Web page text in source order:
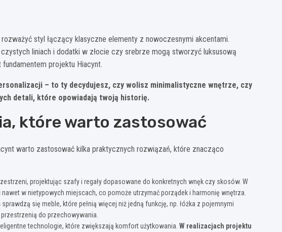
styl łączący klasyczne elementy z nowoczesnymi akcentami.
liniach i dodatki w złocie czy srebrze mogą stworzyć luksusową
projektu Hiacynt.
– to ty decydujesz, czy wolisz minimalistyczne wnętrze, czy
detali, które opowiadają twoją historię.
które warto zastosować
warto zastosować kilka praktycznych rozwiązań, które znacząco
projektując szafy i regały dopasowane do konkretnych wnęk czy skosów. W
w nietypowych miejscach, co pomoże utrzymać porządek i harmonię wnętrza.
się meble, które pełnią więcej niż jedną funkcję, np. łóżka z pojemnymi
do przechowywania.
technologie, które zwiększają komfort użytkowania. W realizacjach projektu